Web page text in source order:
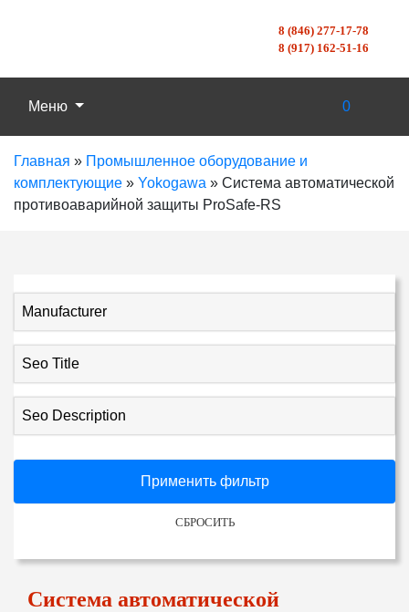
8 (846) 277-17-78
8 (917) 162-51-16
Меню 0
Главная » Промышленное оборудование и
комплектующие » Yokogawa » Система автоматической
противоаварийной защиты ProSafe-RS
Manufacturer
Seo Title
Seo Description
Применить фильтр
СБРОСИТЬ
Система автоматической